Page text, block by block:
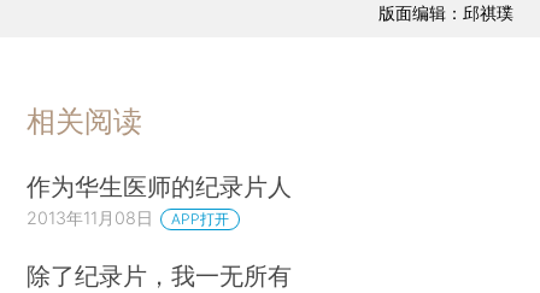
版面编辑：邱祺璞
相关阅读
作为华生医师的纪录片人
2013年11月08日 APP打开
除了纪录片，我一无所有